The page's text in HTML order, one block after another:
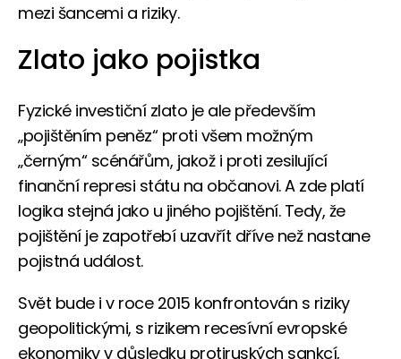
mezi šancemi a riziky.
Zlato jako pojistka
Fyzické investiční zlato je ale především
„pojištěním peněz“ proti všem možným
„černým“ scénářům, jakož i proti zesilující
finanční represi státu na občanovi. A zde platí
logika stejná jako u jiného pojištění. Tedy, že
pojištění je zapotřebí uzavřít dříve než nastane
pojistná událost.
Svět bude i v roce 2015 konfrontován s riziky
geopolitickými, s rizikem recesívní evropské
ekonomiky v důsledku protiruských sankcí,